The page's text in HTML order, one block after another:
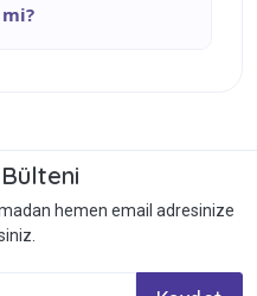
hemen email adresinize